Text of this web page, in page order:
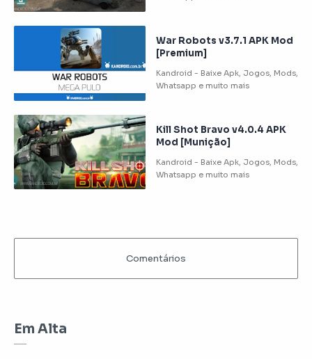
War Robots v3.7.1 APK Mod
[Premium]
Kill Shot Bravo v4.0.4 APK
Mod [Munição]
Em Alta